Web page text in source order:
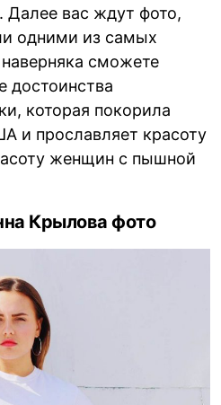
Далее вас ждут фото,
одними из самых
сможете
достоинства
которая покорила
и прославляет красоту
женщин с пышной
Крылова фото